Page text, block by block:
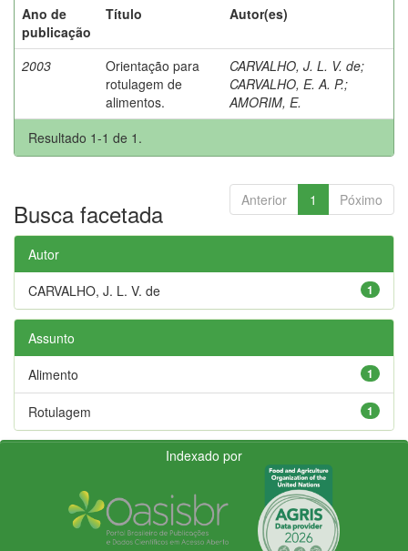
Ano de
publicação
Título Autor(es)
2003
Orientação para
rotulagem de
alimentos.
CARVALHO, J. L. V. de;
CARVALHO, E. A. P.;
AMORIM, E.
Resultado 1-1 de 1.
Anterior 1 Póximo
Busca facetada
Autor
1
CARVALHO, J. L. V. de
Assunto
1
Alimento
1
Rotulagem
Indexado por